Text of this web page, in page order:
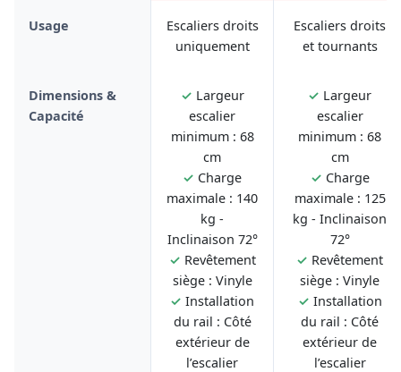
Usage
Escaliers droits
uniquement
Escaliers droits
et tournants
Dimensions &
Capacité
✓ Largeur
escalier
minimum : 68
cm
✓ Charge
maximale : 140
kg -
Inclinaison 72°
✓ Revêtement
siège : Vinyle
✓ Installation
du rail : Côté
extérieur de
l’escalier
✓ Largeur
escalier
minimum : 68
cm
✓ Charge
maximale : 125
kg - Inclinaison
72°
✓ Revêtement
siège : Vinyle
✓ Installation
du rail : Côté
extérieur de
l’escalier